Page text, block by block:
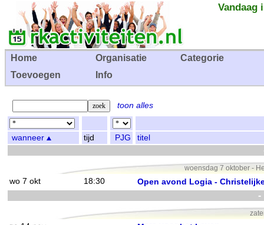
Vandaag
Home Organisatie
Categorie
Toevoegen
Info
toon alles
wanneer tijd PJG titel
woensdag 7 oktober -
wo 7 okt 18:30 Open avond Logia -
-